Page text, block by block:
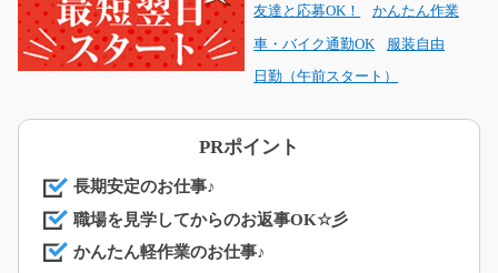
友達と応募OK！ かんたん作業
車・バイク通勤OK 服装自由
日勤（午前スタート）
PRポイント
長期安定のお仕事♪
職場を見学してからのお返事OK☆彡
かんたん軽作業のお仕事♪